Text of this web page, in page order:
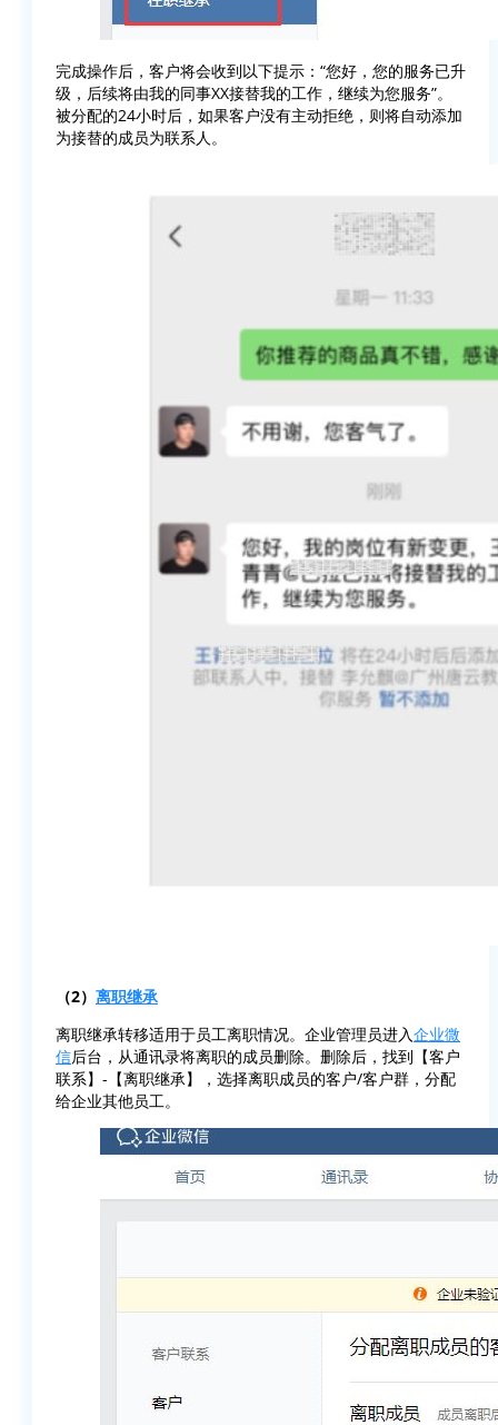
完成操作后，客户将会收到以下提示：“您好，您的服务已升
级，后续将由我的同事XX接替我的工作，继续为您服务”。
被分配的24小时后，如果客户没有主动拒绝，则将自动添加
为接替的成员为联系人。
（2） 离职继承
离职继承转移适用于员工离职情况。企业管理员进入企业微
信后台，从通讯录将离职的成员删除。删除后，找到【客户
联系】-【离职继承】，选择离职成员的客户/客户群，分配
给企业其他员工。